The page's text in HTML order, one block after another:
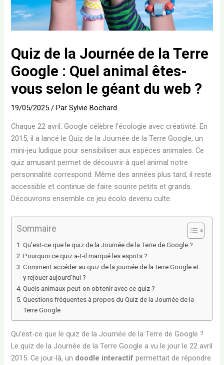
Quiz de la Journée de la Terre
Google : Quel animal êtes-
vous selon le géant du web ?
19/05/2025/ ParSylvie Bochard
Chaque 22 avril, Google célèbre l’écologie avec créativité. En
2015, il a lancé le Quiz de la Journée de la Terre Google, un
mini-jeu ludique pour sensibiliser aux espèces animales. Ce
quiz amusant permet de découvrir à quel animal notre
personnalité correspond. Même des années plus tard, il reste
accessible et continue de faire sourire petits et grands.
Découvrons ensemble ce jeu écolo devenu culte.
Sommaire
Qu’est-ce que le quiz de la Journée de la Terre de Google ?
Pourquoi ce quiz a-t-il marqué les esprits ?
Comment accéder au quiz de la journée de la terre Google et
y rejouer aujourd’hui ?
Quels animaux peut-on obtenir avec ce quiz ?
Questions fréquentes à propos du Quiz de la Journée de la
Terre Google
Qu’est-ce que le quiz de la Journée de la Terre de Google ?
Le quiz de la Journée de la Terre Google a vu le jour le 22 avril
2015. Ce jour-là, un doodle interactif permettait de répondre